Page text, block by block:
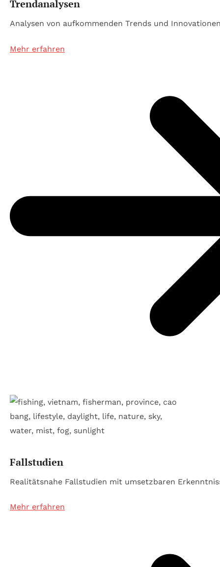
Trendanalysen
Analysen von aufkommenden Trends und
Mehr erfahren
Fallstudien
Realitätsnahe Fallstudien mit umsetzbaren
Mehr erfahren